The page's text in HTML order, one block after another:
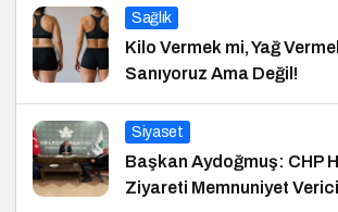
Sağlık
Kilo Vermek mi, Yağ
Sanıyoruz Ama Değil!
Siyaset
Başkan Aydoğmuş: CHP
Ziyareti Memnuniyet Verici